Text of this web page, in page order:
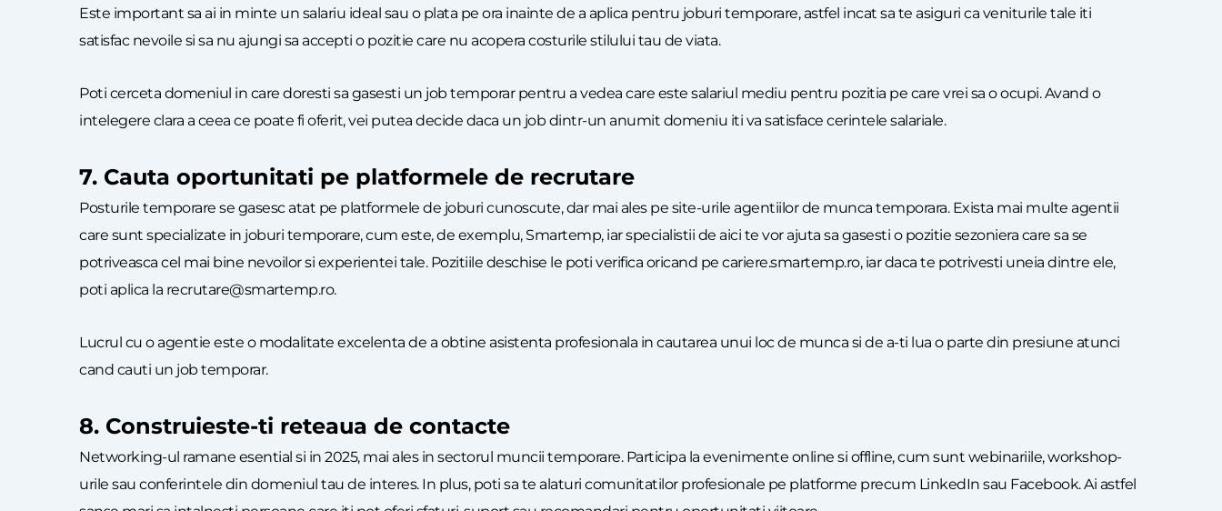
Este important sa ai in minte un salariu ideal sau o plata pe ora inainte de a aplica pentru joburi temporare, astfel incat sa te asiguri ca veniturile tale iti
satisfac nevoile si sa nu ajungi sa accepti o pozitie care nu acopera costurile stilului tau de viata.
Poti cerceta domeniul in care doresti sa gasesti un job temporar pentru a vedea care este salariul mediu pentru pozitia pe care vrei sa o ocupi. Avand o
intelegere clara a ceea ce poate fi oferit, vei putea decide daca un job dintr-un anumit domeniu iti va satisface cerintele salariale.
7. Cauta oportunitati pe platformele de recrutare
Posturile temporare se gasesc atat pe platformele de joburi cunoscute, dar mai ales pe site-urile agentiilor de munca temporara. Exista mai multe agentii
care sunt specializate in joburi temporare, cum este, de exemplu, Smartemp, iar specialistii de aici te vor ajuta sa gasesti o pozitie sezoniera care sa se
potriveasca cel mai bine nevoilor si experientei tale. Pozitiile deschise le poti verifica oricand pe cariere.smartemp.ro, iar daca te potrivesti uneia dintre ele,
poti aplica la recrutare@smartemp.ro.
Lucrul cu o agentie este o modalitate excelenta de a obtine asistenta profesionala in cautarea unui loc de munca si de a-ti lua o parte din presiune atunci
cand cauti un job temporar.
8. Construieste-ti reteaua de contacte
Networking-ul ramane esential si in 2025, mai ales in sectorul muncii temporare. Participa la evenimente online si offline, cum sunt webinariile, workshop-
urile sau conferintele din domeniul tau de interes. In plus, poti sa te alaturi comunitatilor profesionale pe platforme precum LinkedIn sau Facebook. Ai astfel